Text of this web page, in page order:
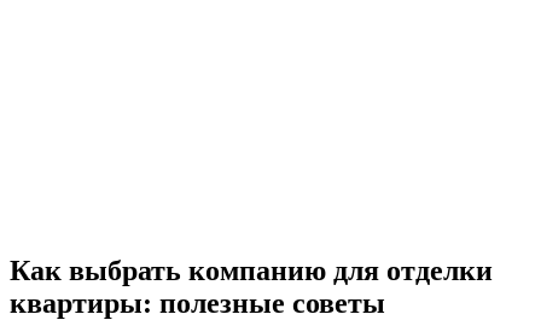
Как выбрать компанию для отделки
квартиры: полезные советы